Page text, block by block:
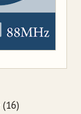
(16)